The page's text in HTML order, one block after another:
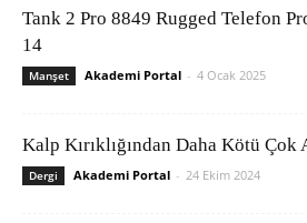
Tank 2 Pro 8849 Rugged Telefon
14
Manşet Akademi Portal - 4 Ocak 2025
Kalp Kırıklığından Daha Kötü Çok
Dergi Akademi Portal - 24 Ekim 2024